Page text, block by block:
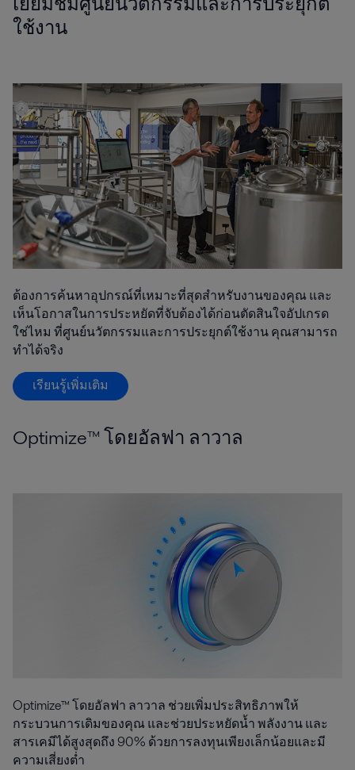
ใช้งาน
ต้องการค้นหาอุปกรณ์ที่เหมาะที่สุดสำหรับงานของคุณ และ
เห็นโอกาสในการประหยัดที่จับต้องได้ก่อนตัดสินใจอัปเกรด
ใช่ไหม ที่ศูนย์นวัตกรรมและการประยุกต์ใช้งาน คุณสามารถ
ทำได้จริง
เรียนรู้เพิ่มเติม
Optimize™ โดยอัลฟา ลาวาล
Optimize™ โดยอัลฟา ลาวาล ช่วยเพิ่มประสิทธิภาพให้
กระบวนการเดิมของคุณ และช่วยประหยัดน้ำ พลังงาน และ
สารเคมีได้สูงสุดถึง 90% ด้วยการลงทุนเพียงเล็กน้อยและมี
ความเสี่ยงต่ำ